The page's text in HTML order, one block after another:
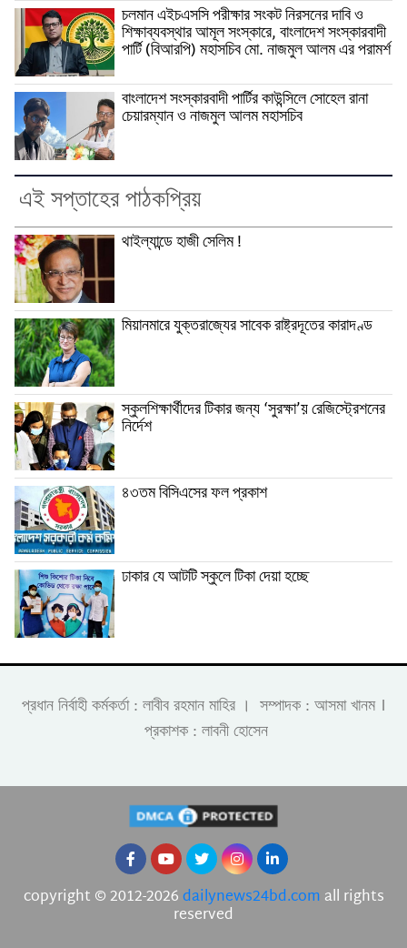
চলমান এইচএসসি পরীক্ষার সংকট নিরসনের দাবি ও
শিক্ষাব্যবস্থার আমূল সংস্কারে, বাংলাদেশ সংস্কারবাদী
পার্টি (বিআরপি) মহাসচিব মো. নাজমুল আলম এর পরামর্শ
বাংলাদেশ সংস্কারবাদী পার্টির কাউন্সিলে সোহেল রানা
চেয়ারম্যান ও নাজমুল আলম মহাসচিব
এই সপ্তাহের পাঠকপ্রিয়
থাইল্যান্ডে হাজী সেলিম !
মিয়ানমারে যুক্তরাজ্যের সাবেক রাষ্ট্রদূতের কারাদণ্ড
স্কুলশিক্ষার্থীদের টিকার জন্য ‘সুরক্ষা’য় রেজিস্ট্রেশনের
নির্দেশ
৪৩তম বিসিএসের ফল প্রকাশ
ঢাকার যে আটটি স্কুলে টিকা দেয়া হচ্ছে
প্রধান নির্বাহী কর্মকর্তা : লাবীব রহমান মাহির । সম্পাদক : আসমা খানম ।
প্রকাশক : লাবনী হোসেন
copyright © 2012-2026dailynews24bd.com all rights
reserved